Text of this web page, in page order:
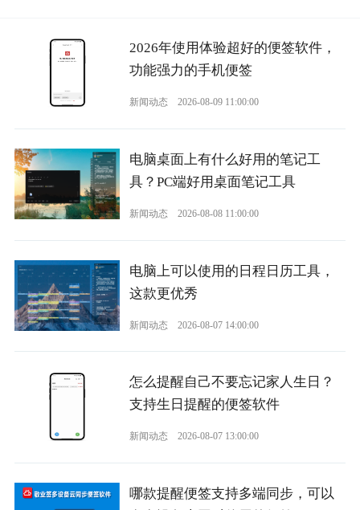
2026年使用体验超好的便签软件，
功能强力的手机便签
新闻动态 2026-08-09 11:00:00
电脑桌面上有什么好用的笔记工
具？PC端好用桌面笔记工具
新闻动态 2026-08-08 11:00:00
电脑上可以使用的日程日历工具，
这款更优秀
新闻动态 2026-08-07 14:00:00
怎么提醒自己不要忘记家人生日？
支持生日提醒的便签软件
新闻动态 2026-08-07 13:00:00
哪款提醒便签支持多端同步，可以